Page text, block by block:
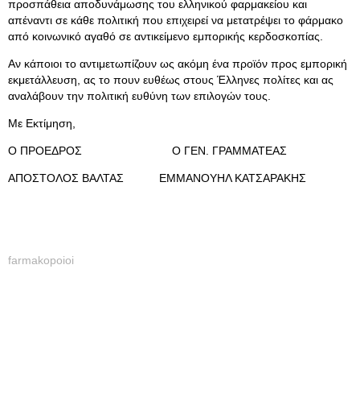
προσπάθεια αποδυνάμωσης του ελληνικού φαρμακείου και
απέναντι σε κάθε πολιτική που επιχειρεί να μετατρέψει το φάρμακο
από κοινωνικό αγαθό σε αντικείμενο εμπορικής κερδοσκοπίας.
Αν κάποιοι το αντιμετωπίζουν ως ακόμη ένα προϊόν προς εμπορική
εκμετάλλευση, ας το πουν ευθέως στους Έλληνες πολίτες και ας
αναλάβουν την πολιτική ευθύνη των επιλογών τους.
Με Εκτίμηση,
Ο ΠΡΟΕΔΡΟΣ Ο ΓΕΝ. ΓΡΑΜΜΑΤΕΑΣ
ΑΠΟΣΤΟΛΟΣ ΒΑΛΤΑΣ ΕΜΜΑΝΟΥΗΛ ΚΑΤΣΑΡΑΚΗΣ
farmakopoioi